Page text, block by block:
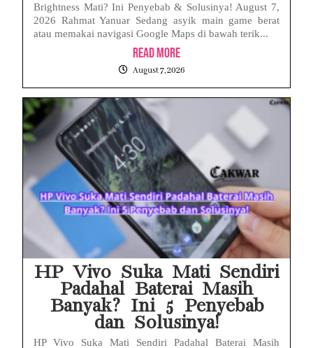
Brightness Mati? Ini Penyebab & Solusinya! August 7,
2026 Rahmat Yanuar Sedang asyik main game berat
atau memakai navigasi Google Maps di bawah terik...
Read More
August 7, 2026
HP Vivo Suka Mati Sendiri
Padahal Baterai Masih
Banyak? Ini 5 Penyebab
dan Solusinya!
HP Vivo Suka Mati Sendiri Padahal Baterai Masih